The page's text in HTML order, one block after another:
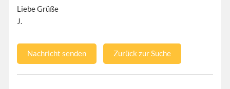
Liebe Grüße
J.
Nachricht senden Zurück zur Suche